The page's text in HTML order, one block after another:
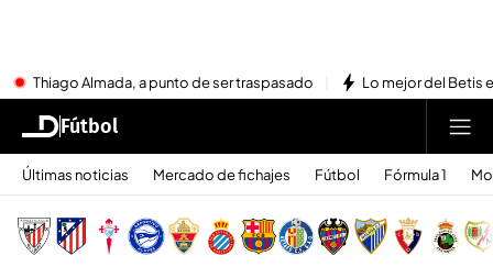
Thiago Almada, a punto de ser traspasado Lo mejor del Betis
Fútbol
Últimas noticias Mercado de fichajes Fútbol Fórmula 1